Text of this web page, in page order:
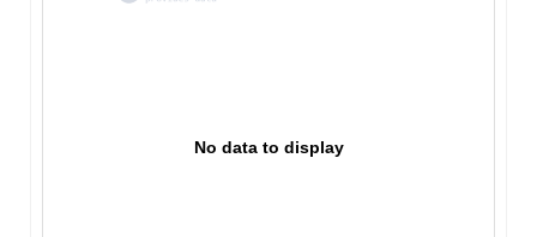
No data to display